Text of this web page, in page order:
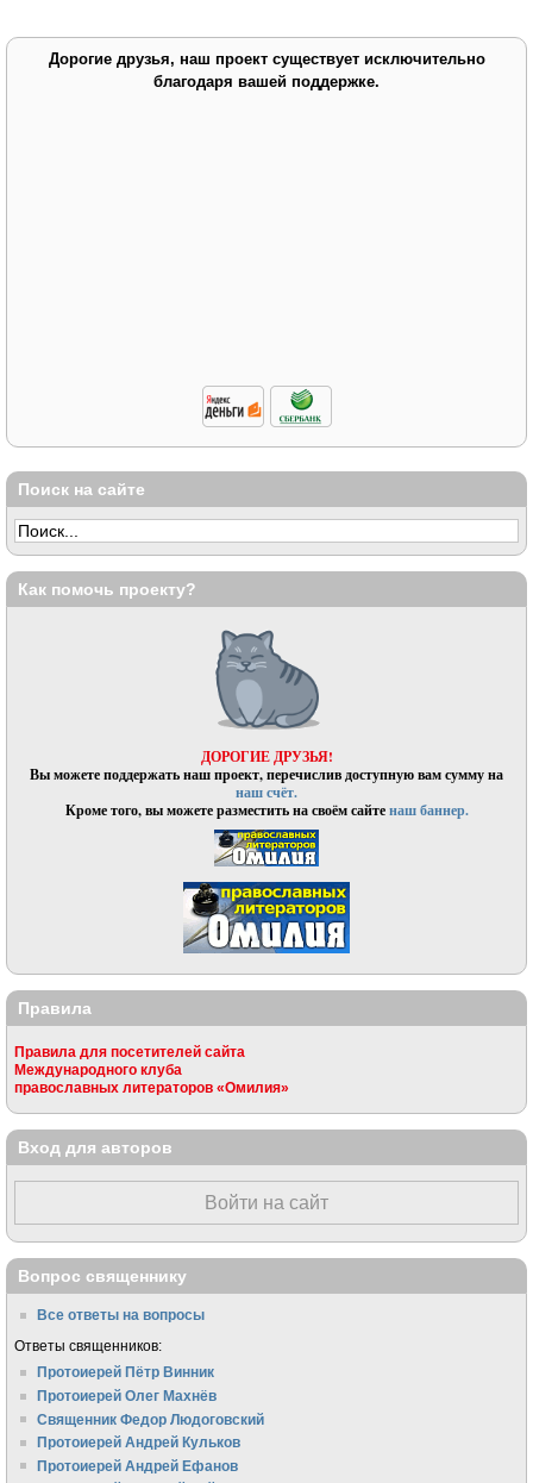
Дорогие друзья, наш проект существует исключительно
благодаря вашей поддержке.
Поиск на сайте
Как помочь проекту?
ДОРОГИЕ ДРУЗЬЯ!
Вы можете поддержать наш проект, перечислив доступную вам сумму на
наш счёт.
Кроме того, вы можете разместить на своём сайтенаш баннер.
Правила
Правила для посетителей сайта
Международного клуба
православных литераторов «Омилия»
Вход для авторов
Войти на сайт
Вопрос священнику
Все ответы на вопросы
Ответы священников:
Протоиерей Пётр Винник
Протоиерей Олег Махнёв
Священник Федор Людоговский
Протоиерей Андрей Кульков
Протоиерей Андрей Ефанов